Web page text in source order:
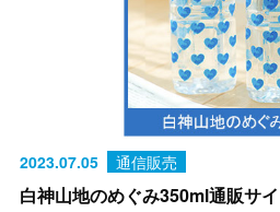
2023.07.05 通信販売
白神山地のめぐみ350ml通販サ